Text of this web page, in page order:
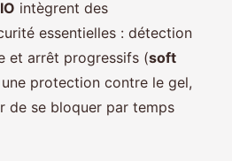
intègrent des
essentielles : détection
et arrêt progressifs (soft
protection contre le gel,
de se bloquer par temps